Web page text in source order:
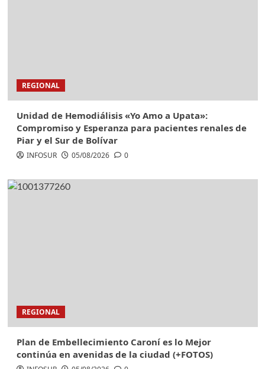
REGIONAL
Unidad de Hemodiálisis «Yo Amo a Upata»:
Compromiso y Esperanza para pacientes renales de
Piar y el Sur de Bolívar
INFOSUR 05/08/2026 0
REGIONAL
Plan de Embellecimiento Caroní es lo Mejor
continúa en avenidas de la ciudad (+FOTOS)